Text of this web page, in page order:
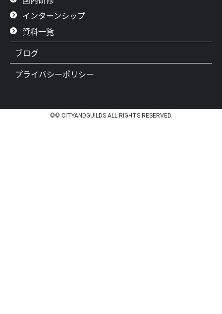
インターンシップ
資料一覧
ブログ
プライバシーポリシー
©© CITYANDGUILDS ALL RIGHTS RESERVED.